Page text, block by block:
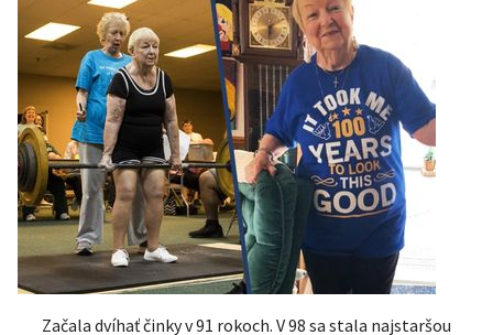
Začala dvíhať činky v 91 rokoch. V 98 sa stala najstaršou